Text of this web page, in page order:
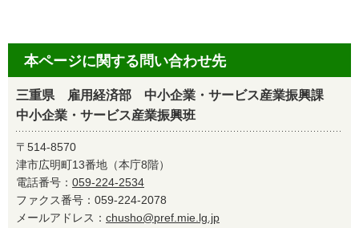
本ページに関する問い合わせ先
三重県 雇用経済部 中小企業・サービス産業振興課
中小企業・サービス産業振興班
〒514-8570
津市広明町13番地（本庁8階）
電話番号： 059-224-2534
ファクス番号：059-224-2078
メールアドレス： chusho@pref.mie.lg.jp